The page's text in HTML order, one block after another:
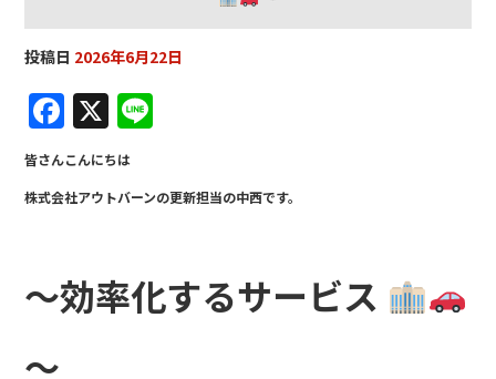
投稿日 2026年6月22日
F
a
c
e
o
o
X
e
皆さんこんにちは
株式会社アウトバーンの更新担当の中西です。
～効率化するサービス
～